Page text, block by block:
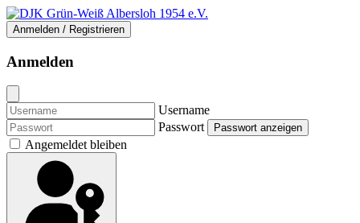
Anmelden / Registrieren
Anmelden
Username
Passwort
Passwort anzeigen
Angemeldet bleiben